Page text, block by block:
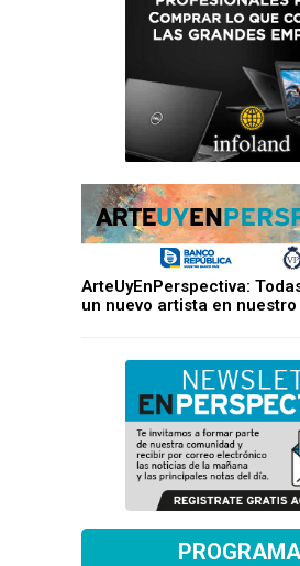
ArteUyEnPerspectiva:
un nuevo artista en